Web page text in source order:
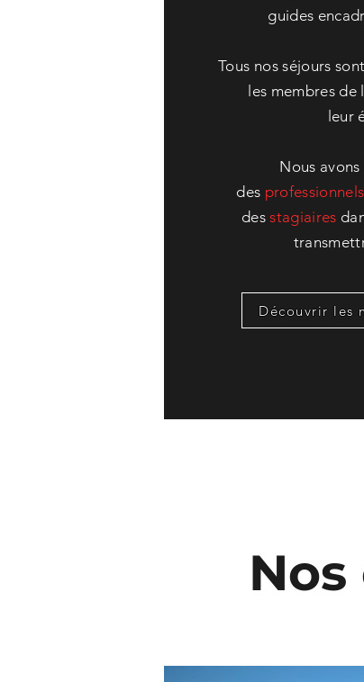
guides
Tous nos séjours
les membres
leur
Nous
des professionnels
desstagiaires
Découvrir les
Nos